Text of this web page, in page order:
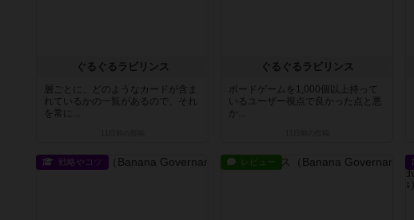
ぐるぐるラビリンス
層ごとに、どのようなカードが含ま
れているかの一覧があるので、それ
を常に...
ぐるぐるラビリンス
ボードゲームを1,000個以上持って
いるユーザー視点で良かった点と悪
か...
戦略やコツ レビュー